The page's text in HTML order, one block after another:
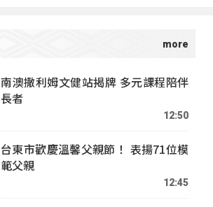
南澳撒利姆文健站揭牌 多元課程陪伴
長者
12:50
台東市歡慶溫馨父親節！ 表揚71位模
範父親
12:45